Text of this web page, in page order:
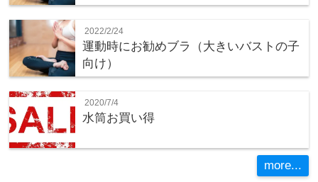
2022/2/24
運動時にお勧めブラ（大きいバストの子
向け）
2020/7/4
水筒お買い得
more...